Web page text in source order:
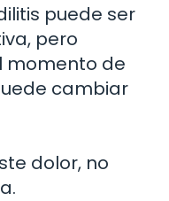
puede ser
pero
momento de
cambiar
dolor, no